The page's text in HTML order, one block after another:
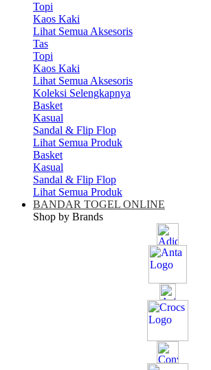
Topi
Kaos Kaki
Lihat Semua Aksesoris
Tas
Topi
Kaos Kaki
Lihat Semua Aksesoris
Koleksi Selengkapnya
Basket
Kasual
Sandal & Flip Flop
Lihat Semua Produk
Basket
Kasual
Sandal & Flip Flop
Lihat Semua Produk
BANDAR TOGEL ONLINE
Shop by Brands